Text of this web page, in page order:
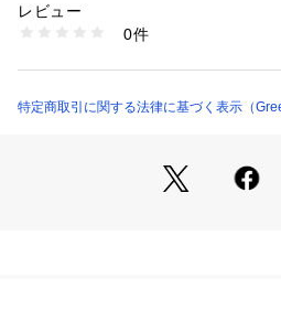
としてもおすすめです。毎日のコー
し力の高い一枚です。透け感[なし]
伸縮性[あり]
違って見える場合がございます。※
って商品の色味が違って見える場合
商品番号：
06001916902 （ショップ）
レビュー
0件
特定商取引に関する法律に基づく表示（